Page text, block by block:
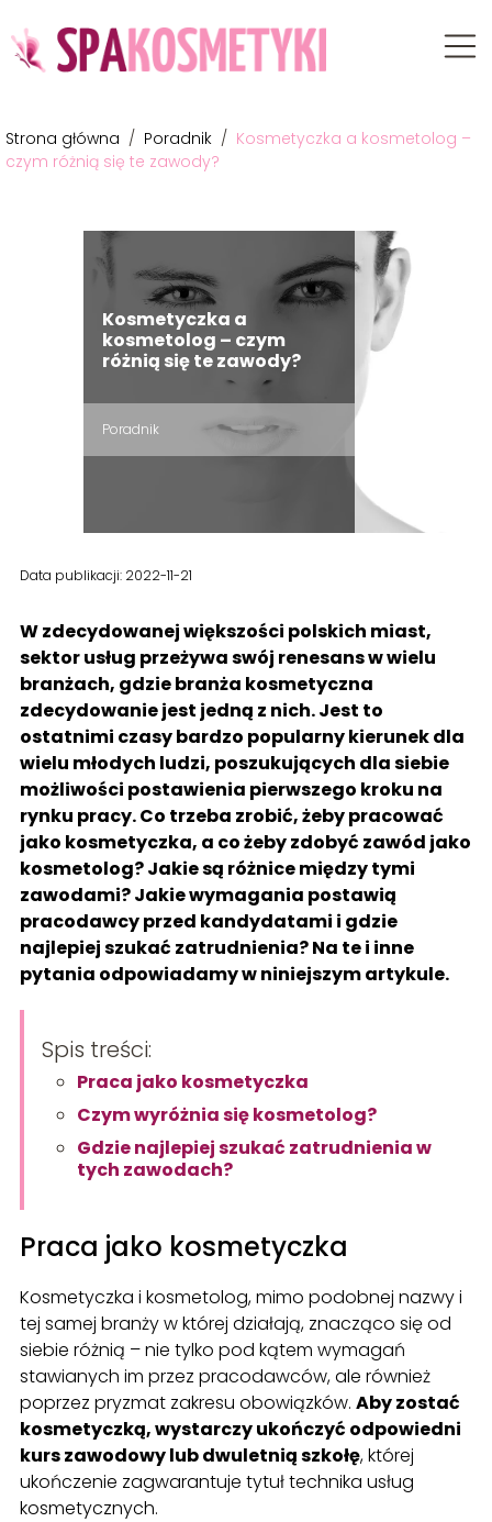
Strona główna / Poradnik / Kosmetyczka a kosmetolog –
czym różnią się te zawody?
Kosmetyczka a
kosmetolog – czym
różnią się te zawody?
Poradnik
Data publikacji: 2022-11-21
W zdecydowanej większości polskich miast,
sektor usług przeżywa swój renesans w wielu
branżach, gdzie branża kosmetyczna
zdecydowanie jest jedną z nich. Jest to
ostatnimi czasy bardzo popularny kierunek dla
wielu młodych ludzi, poszukujących dla siebie
możliwości postawienia pierwszego kroku na
rynku pracy. Co trzeba zrobić, żeby pracować
jako kosmetyczka, a co żeby zdobyć zawód jako
kosmetolog? Jakie są różnice między tymi
zawodami? Jakie wymagania postawią
pracodawcy przed kandydatami i gdzie
najlepiej szukać zatrudnienia? Na te i inne
pytania odpowiadamy w niniejszym artykule.
Spis treści:
Praca jako kosmetyczka
Czym wyróżnia się kosmetolog?
Gdzie najlepiej szukać zatrudnienia w
tych zawodach?
Praca jako kosmetyczka
Kosmetyczka i kosmetolog, mimo podobnej nazwy i
tej samej branży w której działają, znacząco się od
siebie różnią – nie tylko pod kątem wymagań
stawianych im przez pracodawców, ale również
poprzez pryzmat zakresu obowiązków. Aby zostać
kosmetyczką, wystarczy ukończyć odpowiedni
kurs zawodowy lub dwuletnią szkołę, której
ukończenie zagwarantuje tytuł technika usług
kosmetycznych.